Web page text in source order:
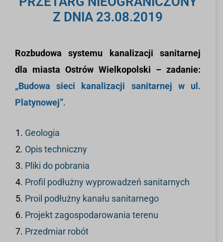
Z DNIA 23.08.2019
Rozbudowa systemu kanalizacji sanitarnej
dla miasta Ostrów Wielkopolski – zadanie:
„Budowa sieci kanalizacji sanitarnej w ul.
Platynowej”.
Geologia
Opis techniczny
Pliki do pobrania
Profil podłużny wyprowadzeń sanitarnych
Proil podłużny kanału sanitarnego
Projekt zagospodarowania terenu
Przedmiar robót